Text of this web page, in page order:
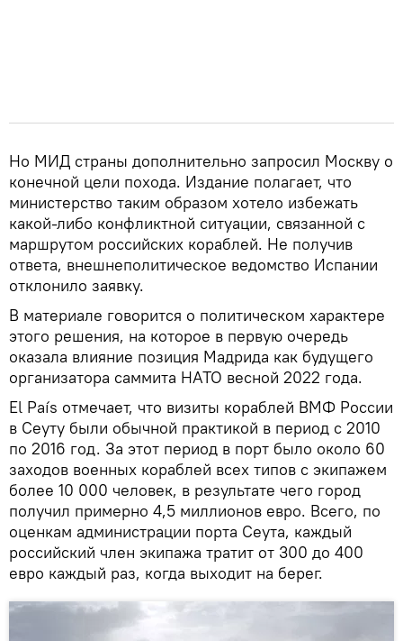
Но МИД страны дополнительно запросил Москву о
конечной цели похода. Издание полагает, что
министерство таким образом хотело избежать
какой-либо конфликтной ситуации, связанной с
маршрутом российских кораблей. Не получив
ответа, внешнеполитическое ведомство Испании
отклонило заявку.
В материале говорится о политическом характере
этого решения, на которое в первую очередь
оказала влияние позиция Мадрида как будущего
организатора саммита НАТО весной 2022 года.
El País отмечает, что визиты кораблей ВМФ России
в Сеуту были обычной практикой в ​​период с 2010
по 2016 год. За этот период в порт было около 60
заходов военных кораблей всех типов с экипажем
более 10 000 человек, в результате чего город
получил примерно 4,5 миллионов евро. Всего, по
оценкам администрации порта Сеута, каждый
российский член экипажа тратит от 300 до 400
евро каждый раз, когда выходит на берег.